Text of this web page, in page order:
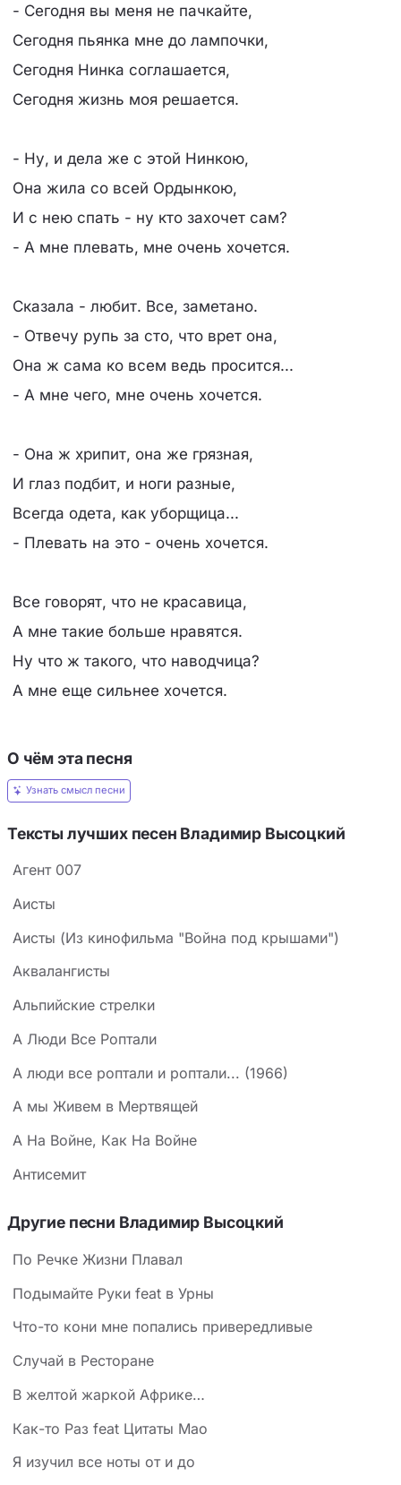
- Сегодня вы меня не пачкайте,
Сегодня пьянка мне до лампочки,
Сегодня Нинка соглашается,
Сегодня жизнь моя решается.
- Ну, и дела же с этой Нинкою,
Она жила со всей Ордынкою,
И с нею спать - ну кто захочет сам?
- А мне плевать, мне очень хочется.
Сказала - любит. Все, заметано.
- Отвечу рупь за сто, что врет она,
Она ж сама ко всем ведь просится...
- А мне чего, мне очень хочется.
- Она ж хрипит, она же грязная,
И глаз подбит, и ноги разные,
Всегда одета, как уборщица...
- Плевать на это - очень хочется.
Все говорят, что не красавица,
А мне такие больше нравятся.
Ну что ж такого, что наводчица?
А мне еще сильнее хочется.
О чём эта песня
Узнать смысл песни
Тексты лучших песен Владимир Высоцкий
Агент 007
Аисты
Аисты (Из кинофильма "Война под крышами")
Аквалангисты
Альпийские стрелки
А Люди Все Роптали
А люди все роптали и роптали... (1966)
А мы Живем в Мертвящей
А На Войне, Как На Войне
Антисемит
Другие песни Владимир Высоцкий
По Речке Жизни Плавал
Подымайте Руки feat в Урны
Что-то кони мне попались привередливые
Случай в Ресторане
В желтой жаркой Африке…
Как-то Раз feat Цитаты Мао
Я изучил все ноты от и до